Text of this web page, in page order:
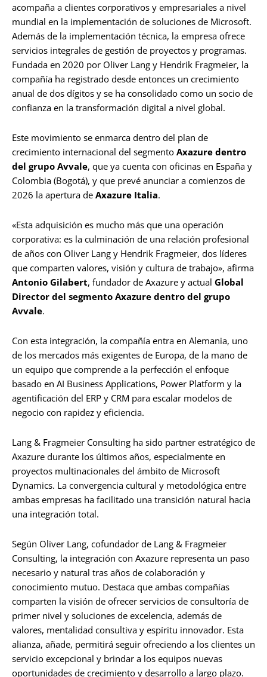
acompaña a clientes corporativos y empresariales a nivel
mundial en la implementación de soluciones de Microsoft.
Además de la implementación técnica, la empresa ofrece
servicios integrales de gestión de proyectos y programas.
Fundada en 2020 por Oliver Lang y Hendrik Fragmeier, la
compañía ha registrado desde entonces un crecimiento
anual de dos dígitos y se ha consolidado como un socio de
confianza en la transformación digital a nivel global.
Este movimiento se enmarca dentro del plan de
crecimiento internacional del segmento Axazure dentro
del grupo Avvale, que ya cuenta con oficinas en España y
Colombia (Bogotá), y que prevé anunciar a comienzos de
2026 la apertura de Axazure Italia.
«Esta adquisición es mucho más que una operación
corporativa: es la culminación de una relación profesional
de años con Oliver Lang y Hendrik Fragmeier, dos líderes
que comparten valores, visión y cultura de trabajo», afirma
Antonio Gilabert, fundador de Axazure y actual Global
Director del segmento Axazure dentro del grupo
Avvale.
Con esta integración, la compañía entra en Alemania, uno
de los mercados más exigentes de Europa, de la mano de
un equipo que comprende a la perfección el enfoque
basado en AI Business Applications, Power Platform y la
agentificación del ERP y CRM para escalar modelos de
negocio con rapidez y eficiencia.
Lang & Fragmeier Consulting ha sido partner estratégico de
Axazure durante los últimos años, especialmente en
proyectos multinacionales del ámbito de Microsoft
Dynamics. La convergencia cultural y metodológica entre
ambas empresas ha facilitado una transición natural hacia
una integración total.
Según Oliver Lang, cofundador de Lang & Fragmeier
Consulting, la integración con Axazure representa un paso
necesario y natural tras años de colaboración y
conocimiento mutuo. Destaca que ambas compañías
comparten la visión de ofrecer servicios de consultoría de
primer nivel y soluciones de excelencia, además de
valores, mentalidad consultiva y espíritu innovador. Esta
alianza, añade, permitirá seguir ofreciendo a los clientes un
servicio excepcional y brindar a los equipos nuevas
oportunidades de crecimiento y desarrollo a largo plazo.